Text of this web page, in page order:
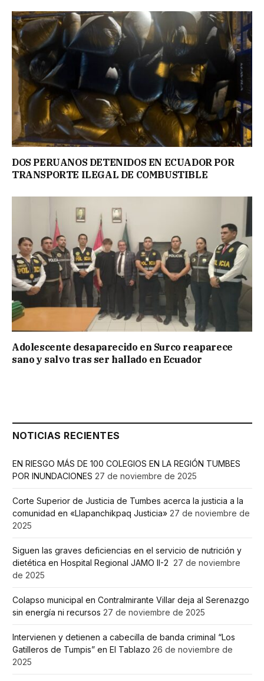
DOS PERUANOS DETENIDOS EN ECUADOR POR
TRANSPORTE ILEGAL DE COMBUSTIBLE
Adolescente desaparecido en Surco reaparece
sano y salvo tras ser hallado en Ecuador
NOTICIAS RECIENTES
EN RIESGO MÁS DE 100 COLEGIOS EN LA REGIÓN TUMBES
POR INUNDACIONES 27 de noviembre de 2025
Corte Superior de Justicia de Tumbes acerca la justicia a la
comunidad en «Llapanchikpaq Justicia» 27 de noviembre de
2025
Siguen las graves deficiencias en el servicio de nutrición y
dietética en Hospital Regional JAMO II-2 27 de noviembre
de 2025
Colapso municipal en Contralmirante Villar deja al Serenazgo
sin energía ni recursos 27 de noviembre de 2025
Intervienen y detienen a cabecilla de banda criminal “Los
Gatilleros de Tumpis” en El Tablazo 26 de noviembre de
2025